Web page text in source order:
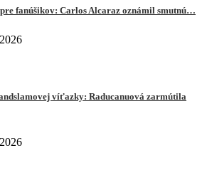
fanúšikov: Carlos Alcaraz oznámil smutnú…
víťazky: Raducanuová zarmútila